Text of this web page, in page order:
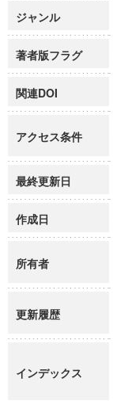
ジャンル
著者版フラグ
関連DOI
アクセス条件
最終更新日
作成日
所有者
更新履歴
インデックス